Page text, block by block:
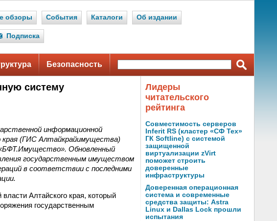
обзоры События Каталоги Об издании
Подписка
Безопасность
систему
информационной
(ГИС Алтайкрайимущества)
Обновленный
государственным имуществом
в соответствии с последними
Алтайского края, который
государственным
Лидеры
читательского
рейтинга
Совместимость серверов
Inferit RS (кластер «СФ Тех»
ГК Softline) с системой
защищенной
виртуализации zVirt
поможет строить
доверенные
инфраструктуры
Доверенная операционная
система и современные
средства защиты: Astra
Linux и Dallas Lock прошли
испытания